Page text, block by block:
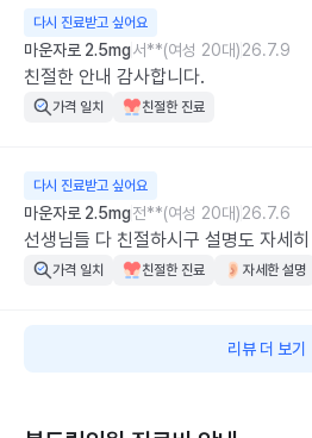
다시 진료받고 싶어요
마운자로 2.5mg서**(여성 20대)26.7.9
친절한 안내 감사합니다.
가격 일치 친절한 진료
다시 진료받고 싶어요
마운자로 2.5mg전**(여성 20대)26.7.6
선생님들 다 친절하시구 설명도 자세
가격 일치 친절한 진료 자세한 설명
리뷰 더 보기